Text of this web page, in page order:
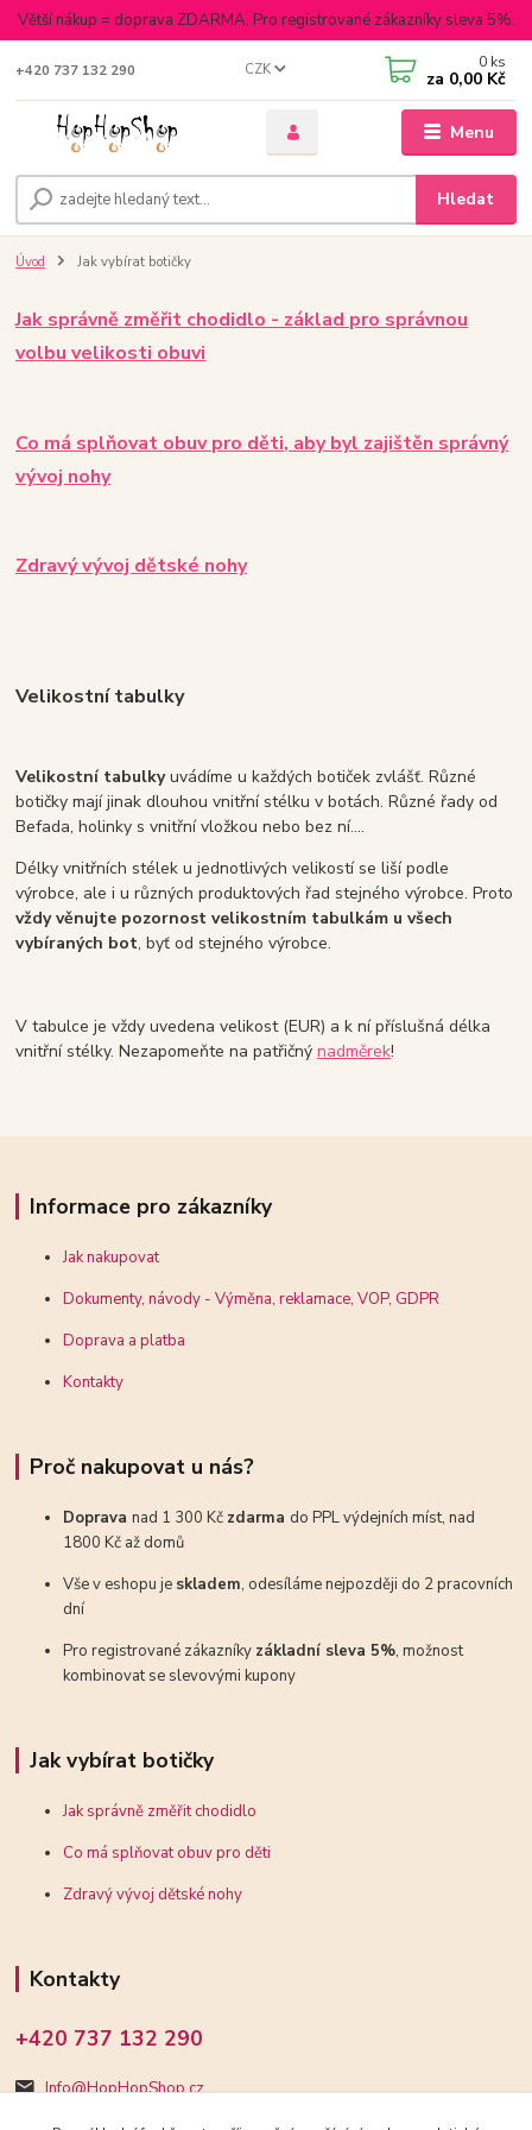
Větší nákup = doprava ZDARMA. Pro registrované zákazníky sleva 5%.
Menu
CZK
Hledat
+420 737 132 290 0 ks
za 0,00 Kč
Úvod Jak vybírat botičky
Jak správně změřit chodidlo - základ pro správnou
volbu velikosti obuvi
Co má splňovat obuv pro děti, aby byl zajištěn správný
vývoj nohy
Zdravý vývoj dětské nohy
Velikostní tabulky
Velikostní tabulkyuvádíme u každých botiček zvlášť. Různé
botičky mají jinak dlouhou vnitřní stélku v botách. Různé řady od
Befada, holinky s vnitřní vložkou nebo bez ní....
Délky vnitřních stélek u jednotlivých velikostí se liší podle
výrobce, ale i u různých produktových řad stejného výrobce. Proto
vždy věnujte pozornost velikostním tabulkám u všech
vybíraných bot, byť od stejného výrobce.
V tabulce je vždy uvedena velikost (EUR) a k ní příslušná délka
vnitřní stélky. Nezapomeňte na patřičnýnadměrek!
Informace pro zákazníky
Jak nakupovat
Dokumenty, návody - Výměna, reklamace, VOP, GDPR
Doprava a platba
Kontakty
Proč nakupovat u nás?
Dopravanad 1 300 Kč zdarma do PPL výdejních míst, nad
1800 Kč až domů
Vše v eshopu je skladem, odesíláme nejpozději do 2 pracovních
dní
Pro registrované zákazníky základní sleva 5%, možnost
kombinovat se slevovými kupony
Jak vybírat botičky
Jak správně změřit chodidlo
Co má splňovat obuv pro děti
Zdravý vývoj dětské nohy
Kontakty
+420 737 132 290
Info@HopHopShop.cz